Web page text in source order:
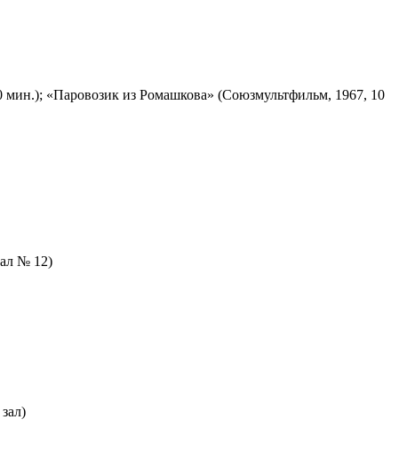
«Паровозик из Ромашкова» (Союзмультфильм, 1967, 10
№ 12)